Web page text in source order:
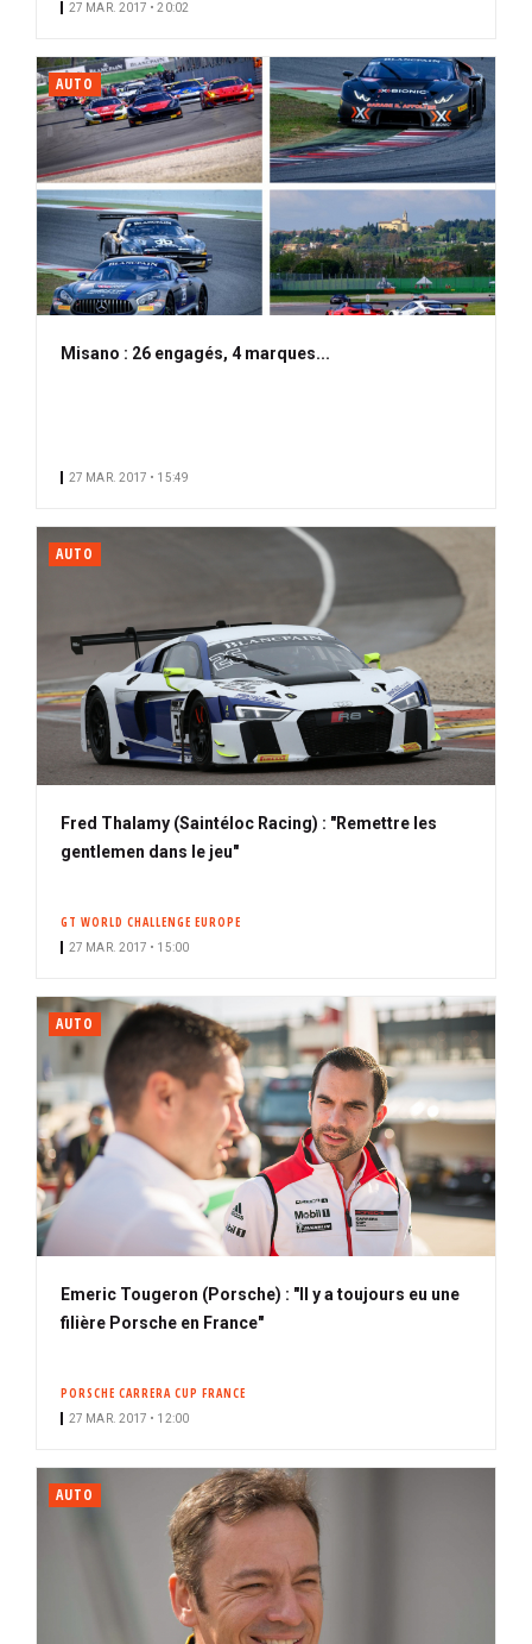
27 MAR. 2017 • 20:02
AUTO
Misano : 26 engagés, 4 marques...
27 MAR. 2017 • 15:49
AUTO
Fred Thalamy (Saintéloc Racing) : "Remettre les
gentlemen dans le jeu"
GT WORLD CHALLENGE EUROPE
27 MAR. 2017 • 15:00
AUTO
Emeric Tougeron (Porsche) : "Il y a toujours eu une
filière Porsche en France"
PORSCHE CARRERA CUP FRANCE
27 MAR. 2017 • 12:00
AUTO